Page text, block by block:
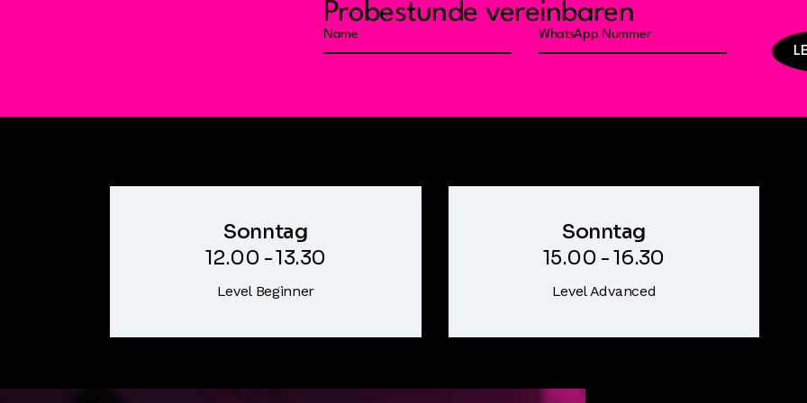
Probestunde vereinbaren
Sonntag
12.00 - 13.30
Level Beginner
Sonntag
15.00 - 16.30
Level Advanced